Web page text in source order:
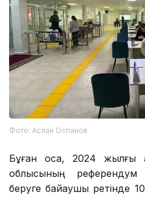
Фото: Аслан Оспанов
Бұған қоса, 2024 жылғы
облысының референдум
беруге байқаушы ретінде